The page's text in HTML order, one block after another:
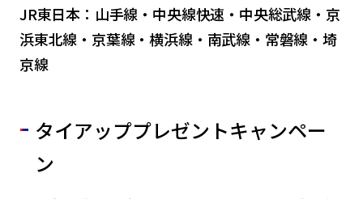
JR東日本：山手線・中央線快速・中央総武線・京
浜東北線・京葉線・横浜線・南武線・常磐線・埼
京線
タイアッププレゼントキャンペー
ン